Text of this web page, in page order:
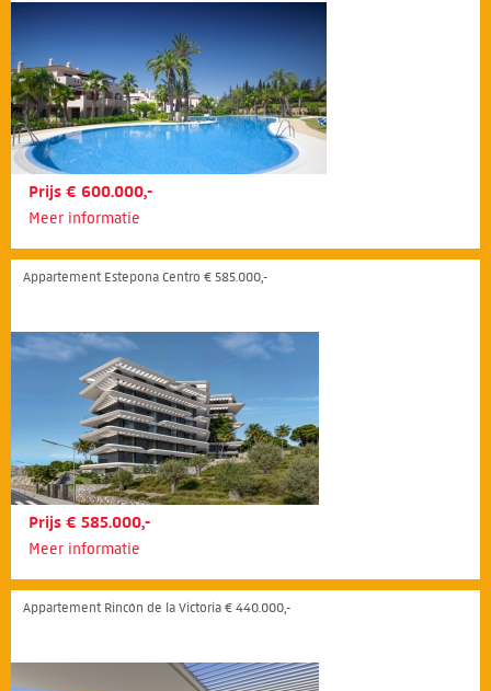
Prijs € 600.000,-
Meer informatie
Appartement Estepona Centro € 585.000,-
Prijs € 585.000,-
Meer informatie
Appartement Rincón de la Victoria € 440.000,-